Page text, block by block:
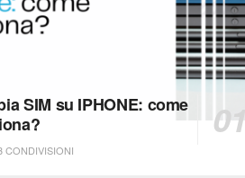
SIM su IPHONE: come
CONDIVISIONI